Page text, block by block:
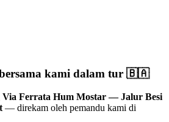
kami dalam tur 🇧🇦
Via Ferrata Hum Mostar — Jalur Besi
— direkam oleh pemandu kami di